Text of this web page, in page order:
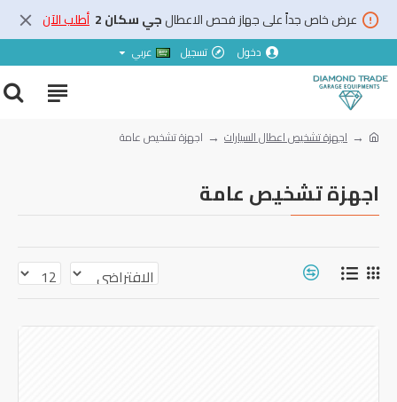
عرض خاص جداً على جهاز فحص الاعطالجي سكان 2 أطلب الآن
دخول تسجيل عربي
اجهزة تشخيص اعطال السيارات اجهزة تشخيص عامة
اجهزة تشخيص عامة